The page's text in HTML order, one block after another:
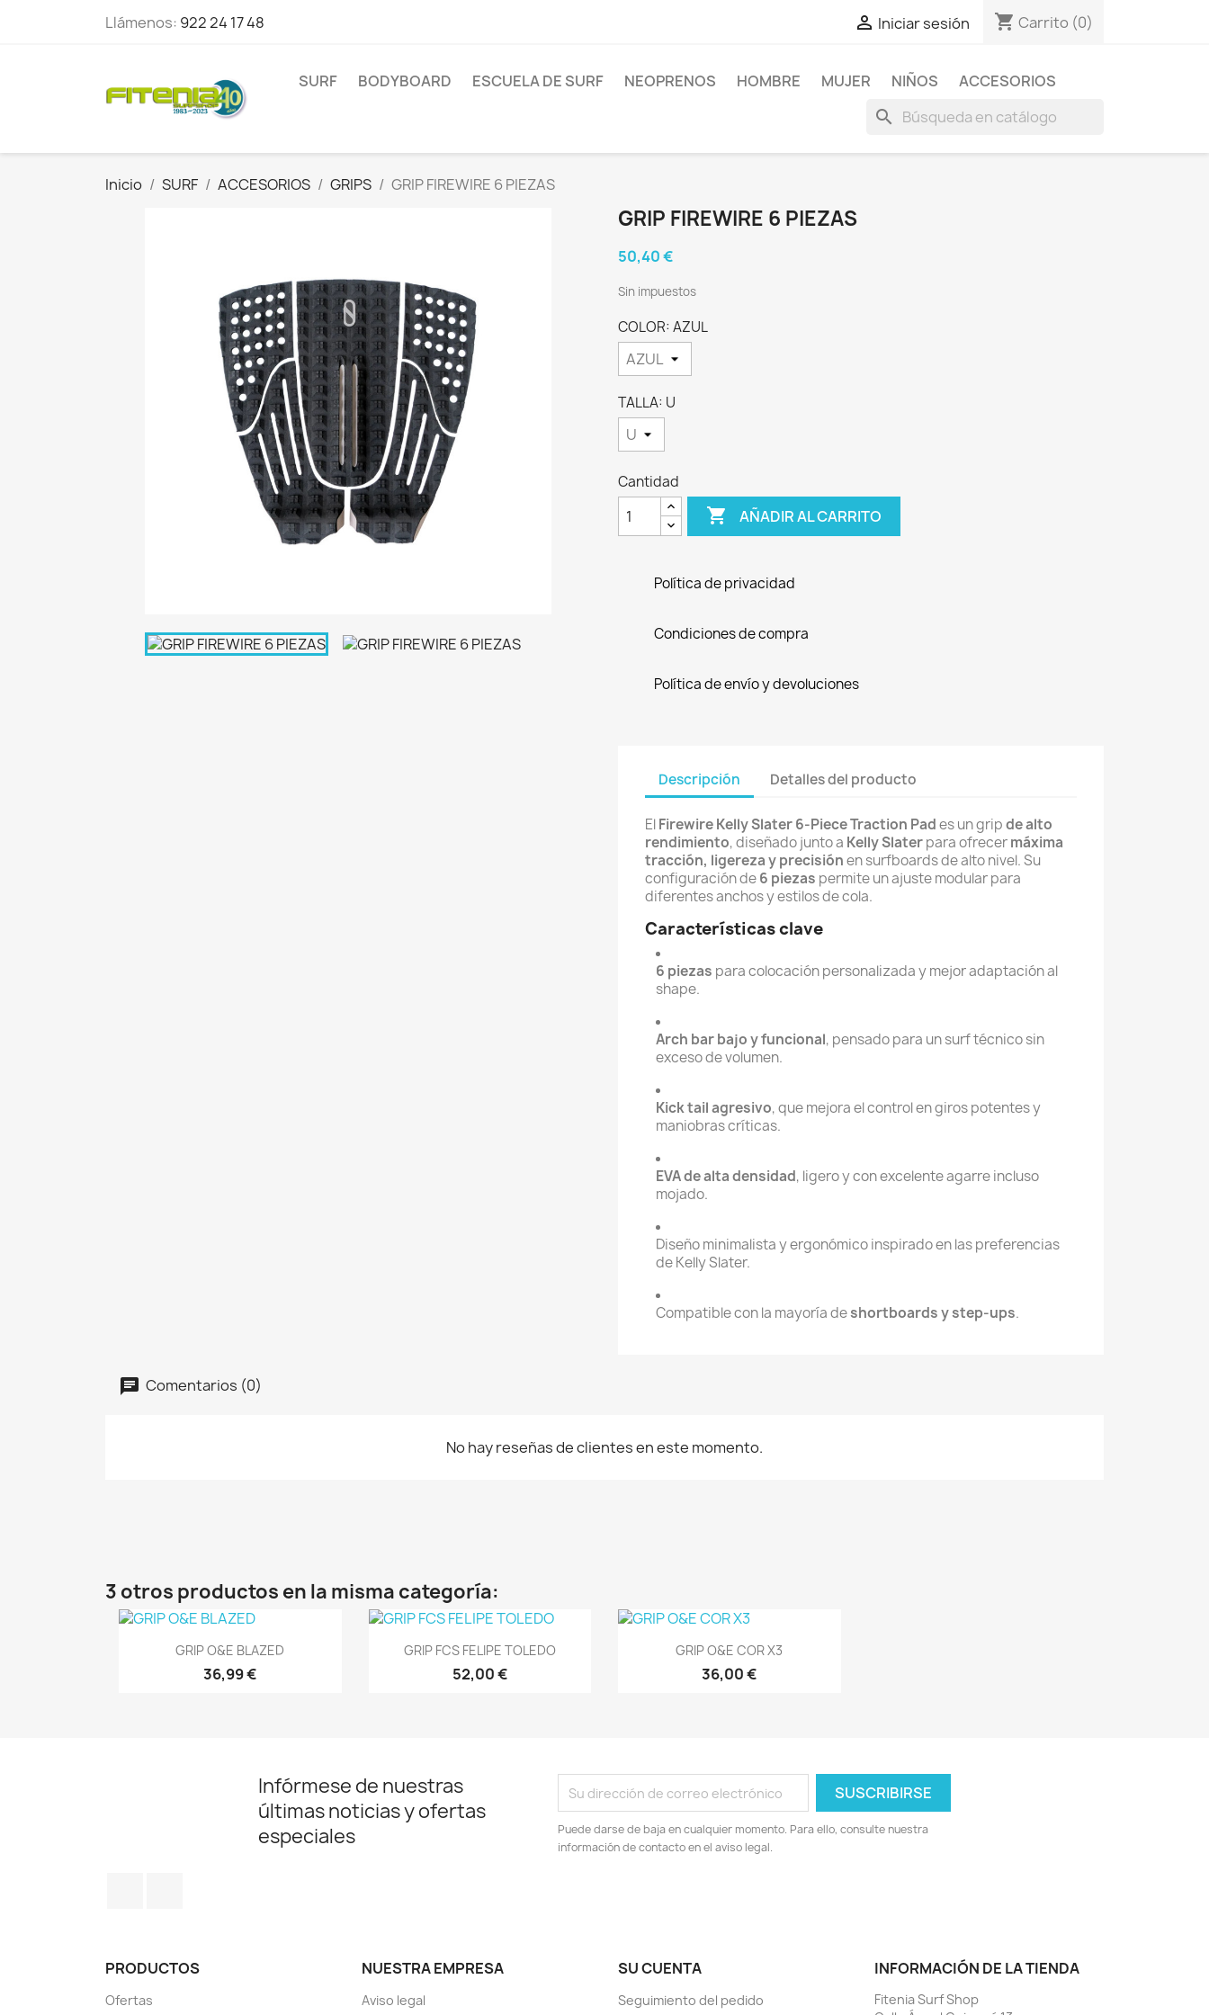
Llámenos: 922 24 17 48  Iniciar sesión shopping_cart Carrito (0)
SURF BODYBOARD ESCUELA DE SURF NEOPRENOS HOMBRE MUJER NIÑOS ACCESORIOS
search
Inicio SURF ACCESORIOS GRIPS GRIP FIREWIRE 6 PIEZAS
GRIP FIREWIRE 6 PIEZAS
50,40 €
Sin impuestos
COLOR: AZUL
TALLA: U
Cantidad
 AÑADIR AL CARRITO
Política de privacidad
Condiciones de compra
Política de envío y devoluciones
Descripción Detalles del producto
El Firewire Kelly Slater 6‑Piece Traction Pad es un grip de alto
rendimiento, diseñado junto a Kelly Slater para ofrecer máxima
tracción, ligereza y precisión en surfboards de alto nivel. Su
configuración de 6 piezas permite un ajuste modular para
diferentes anchos y estilos de cola.
Características clave
6 piezas para colocación personalizada y mejor adaptación al
shape.
Arch bar bajo y funcional, pensado para un surf técnico sin
exceso de volumen.
Kick tail agresivo, que mejora el control en giros potentes y
maniobras críticas.
EVA de alta densidad, ligero y con excelente agarre incluso
mojado.
Diseño minimalista y ergonómico inspirado en las preferencias
de Kelly Slater.
Compatible con la mayoría de shortboards y step‑ups.
Comentarios (0)
No hay reseñas de clientes en este momento.
3 otros productos en la misma categoría:
Vista rápida
GRIP O&E BLAZED
36,99 €
Vista rápida
GRIP FCS FELIPE TOLEDO
52,00 €
Vista rápida
GRIP O&E COR X3
36,00 €
Infórmese de nuestras
últimas noticias y ofertas
especiales
Puede darse de baja en cualquier momento. Para ello, consulte nuestra
información de contacto en el aviso legal.
PRODUCTOS
Ofertas
NUESTRA EMPRESA
Aviso legal
SU CUENTA
Seguimiento del pedido
INFORMACIÓN DE LA TIENDA
Fitenia Surf Shop